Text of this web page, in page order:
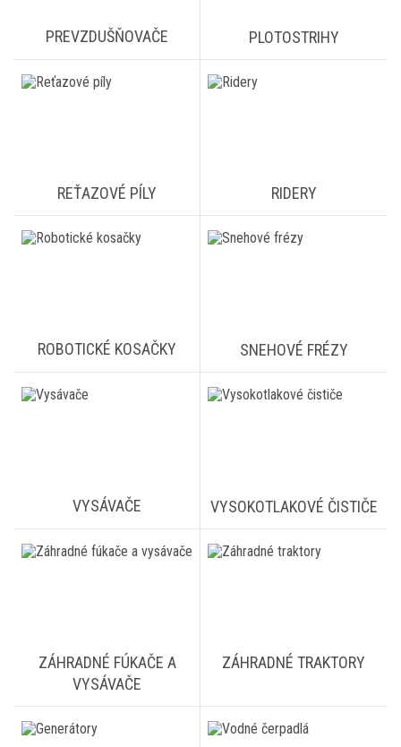
PREVZDUŠŇOVAČE PLOTOSTRIHY
REŤAZOVÉ PÍLY RIDERY
ROBOTICKÉ KOSAČKY SNEHOVÉ FRÉZY
VYSÁVAČE VYSOKOTLAKOVÉ ČISTIČE
ZÁHRADNÉ FÚKAČE A
VYSÁVAČE
ZÁHRADNÉ TRAKTORY